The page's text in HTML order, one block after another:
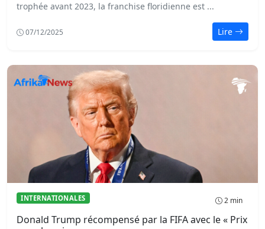
trophée avant 2023, la franchise floridienne est ...
07/12/2025 Lire
INTERNATIONALES 2 min
Donald Trump récompensé par la FIFA avec le « Prix